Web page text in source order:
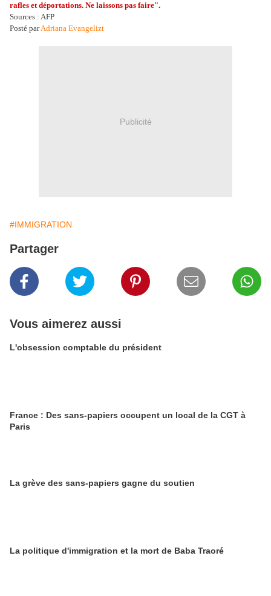
rafles et déportations. Ne laissons pas faire".
Sources : AFP
Posté parAdriana Evangelizt
Publicité
#IMMIGRATION
Partager
Vous aimerez aussi
L'obsession comptable du président
France : Des sans-papiers occupent un local de la CGT à
Paris
La grève des sans-papiers gagne du soutien
La politique d'immigration et la mort de Baba Traoré